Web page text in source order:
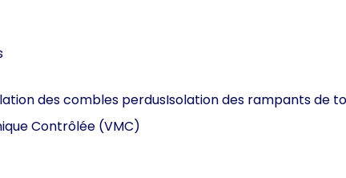
des combles perdusIsolation des rampants de
Contrôlée (VMC)